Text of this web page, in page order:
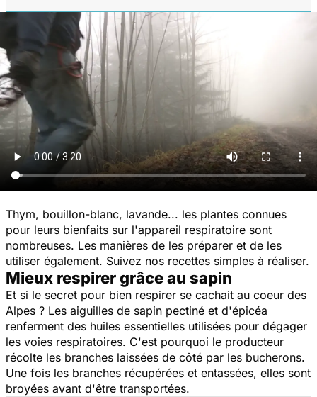
Thym, bouillon-blanc, lavande... les plantes connues
pour leurs bienfaits sur l'appareil respiratoire sont
nombreuses. Les manières de les préparer et de les
utiliser également. Suivez nos recettes simples à réaliser.
Mieux respirer grâce au sapin
Et si le secret pour bien respirer se cachait au coeur des
Alpes ? Les aiguilles de sapin pectiné et d'épicéa
renferment des huiles essentielles utilisées pour dégager
les voies respiratoires. C'est pourquoi le producteur
récolte les branches laissées de côté par les bucherons.
Une fois les branches récupérées et entassées, elles sont
broyées avant d'être transportées.